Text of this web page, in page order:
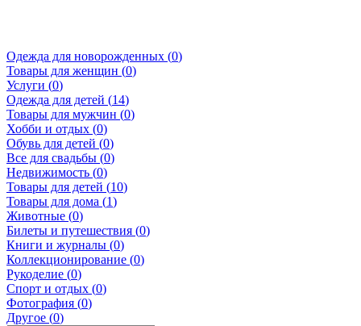
Одежда для новорожденных (0)
Товары для женщин (0)
Услуги (0)
Одежда для детей (14)
Товары для мужчин (0)
Хобби и отдых (0)
Обувь для детей (0)
Все для свадьбы (0)
Недвижимость (0)
Товары для детей (10)
Товары для дома (1)
Животные (0)
Билеты и путешествия (0)
Книги и журналы (0)
Коллекционирование (0)
Рукоделие (0)
Спорт и отдых (0)
Фотография (0)
Другое (0)